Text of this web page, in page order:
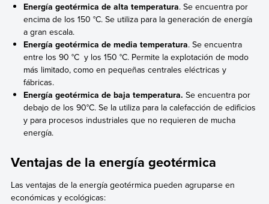
Energía geotérmica de alta temperatura. Se encuentra por
encima de los 150 °C. Se utiliza para la generación de energía
a gran escala.
Energía geotérmica de media temperatura. Se encuentra
entre los 90 °C y los 150 °C. Permite la explotación de modo
más limitado, como en pequeñas centrales eléctricas y
fábricas.
Energía geotérmica de baja temperatura. Se encuentra por
debajo de los 90°C. Se la utiliza para la calefacción de edificios
y para procesos industriales que no requieren de mucha
energía.
Ventajas de la energía geotérmica
Las ventajas de la energía geotérmica pueden agruparse en
económicas y ecológicas: